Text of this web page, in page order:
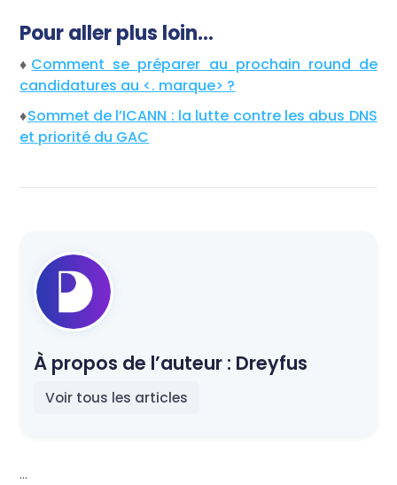
Pour aller plus loin…
♦ Comment se préparer au prochain round de
candidatures au <. marque> ?
♦Sommet de l’ICANN : la lutte contre les abus DNS
et priorité du GAC
À propos de l’auteur : Dreyfus
Voir tous les articles
...